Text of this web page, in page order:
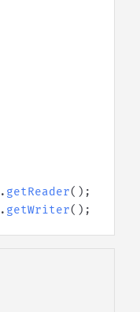
. getReader( ) ;
. getWriter( ) ;